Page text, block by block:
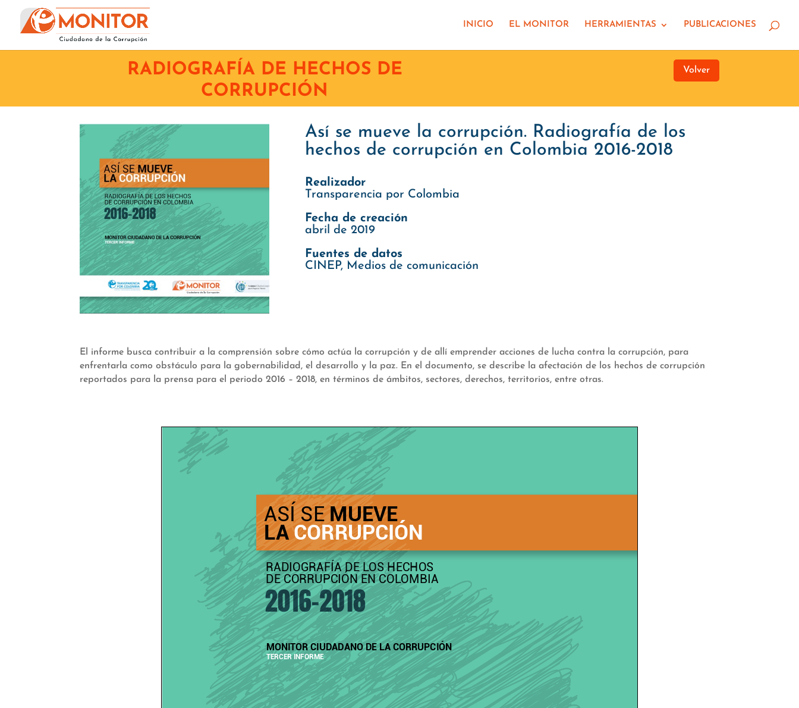
INICIO EL MONITOR HERRAMIENTAS PUBLICACIONES
RADIOGRAFÍA DE HECHOS DE
CORRUPCIÓN
Volver
Así se mueve la corrupción. Radiografía de los
hechos de corrupción en Colombia 2016-2018
Realizador
Transparencia por Colombia
Fecha de creación
abril de 2019
Fuentes de datos
CINEP, Medios de comunicación
El informe busca contribuir a la comprensión sobre cómo actúa la corrupción y de allí emprender acciones de lucha contra la corrupción, para
enfrentarla como obstáculo para la gobernabilidad, el desarrollo y la paz. En el documento, se describe la afectación de los hechos de corrupción
reportados para la prensa para el periodo 2016 – 2018, en términos de ámbitos, sectores, derechos, territorios, entre otras.